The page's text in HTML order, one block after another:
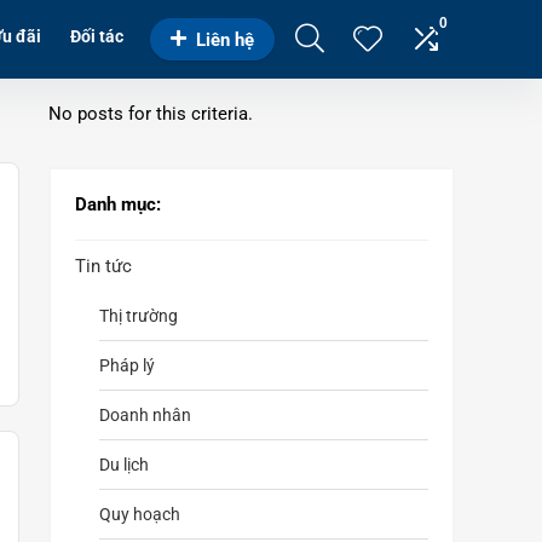
đãi Đối tác Liên hệ
0
No posts for this criteria.
Danh mục:
Tin tức
Thị trường
Pháp lý
Doanh nhân
Du lịch
Quy hoạch